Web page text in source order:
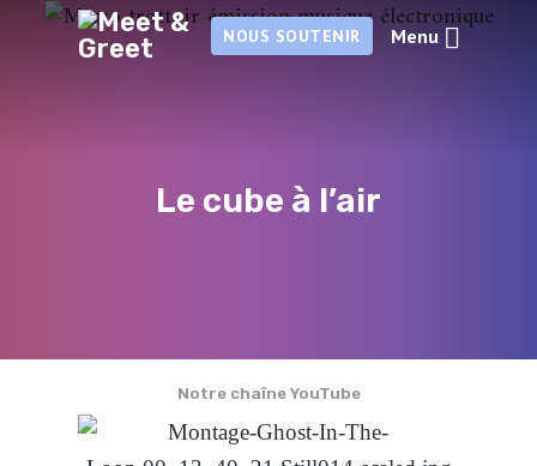
NOUS SOUTENIR Menu
Le cube à l’air
Notre chaîne YouTube